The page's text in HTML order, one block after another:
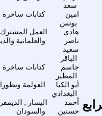
سعد
كتابات ساخرة
امين
يونس
العمل المشترك
والعلمانية
هادي
ناصر
سعيد
الباقر
كتابات ساخرة
جاسم
المطير
العولمة
أبو الكيا
البغدادي
اليسار ,
والسودان
أحمد
حسنين